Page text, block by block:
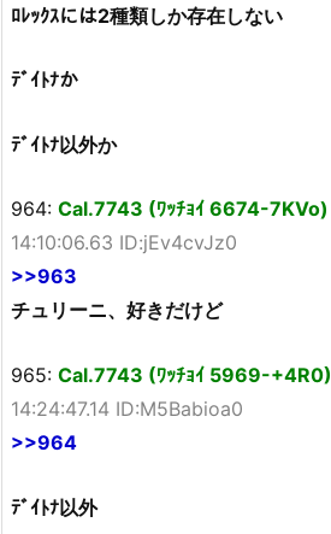
ﾛﾚｯｸｽには2種類しか存在しない
ﾃﾞｲﾄﾅか
ﾃﾞｲﾄﾅ以外か
964: Cal.7743 (ﾜｯﾁｮｲ 6674-7KVo)
14:10:06.63 ID:jEv4cvJz0
>>963
チュリーニ、好きだけど
965: Cal.7743 (ﾜｯﾁｮｲ 5969-+4R0)
14:24:47.14 ID:M5Babioa0
>>964
ﾃﾞｲﾄﾅ以外